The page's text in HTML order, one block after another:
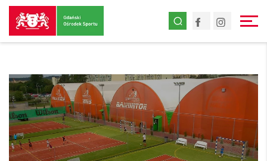
Przejdź
do
treści
Przejdź
do
strony
Facebook